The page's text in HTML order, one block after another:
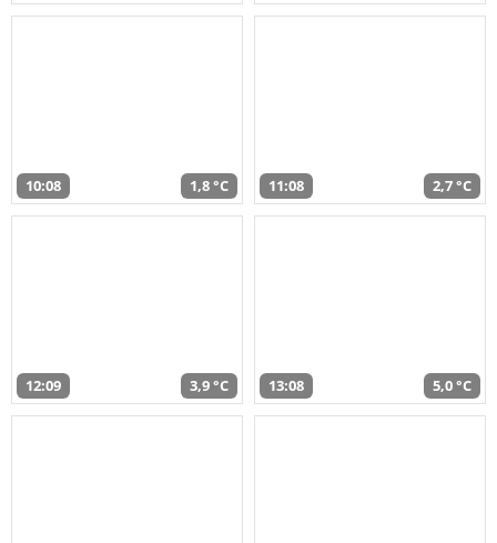
10:08 1,8 °C 11:08 2,7 °C
12:09 3,9 °C 13:08 5,0 °C